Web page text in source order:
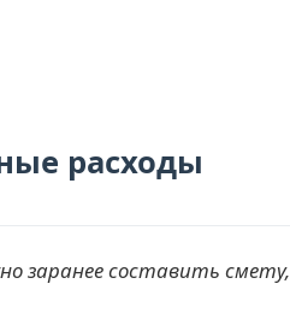
расходы
заранее составить смету,